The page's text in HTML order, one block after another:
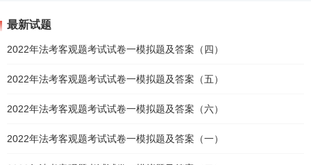
最新试题
2022年法考客观题考试试卷一模拟题及答案（四）
2022年法考客观题考试试卷一模拟题及答案（五）
2022年法考客观题考试试卷一模拟题及答案（六）
2022年法考客观题考试试卷一模拟题及答案（一）